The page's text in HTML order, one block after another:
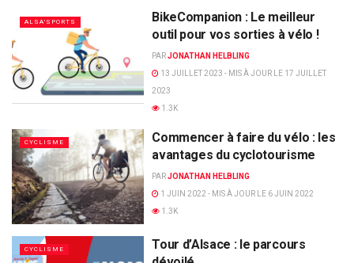
ALSA'SPORTS
BikeCompanion : Le meilleur
outil pour vos sorties à vélo !
PARJONATHAN HELBLING
13 JUILLET 2023 - MIS À JOUR LE 17 JUILLET
2023
1.3K
CYCLISME
Commencer à faire du vélo : les
avantages du cyclotourisme
PARJONATHAN HELBLING
1 JUIN 2022 - MIS À JOUR LE 6 JUIN 2022
1.3K
CYCLISME
Tour d’Alsace : le parcours